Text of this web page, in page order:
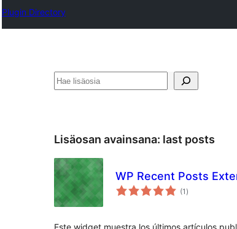
Plugin Directory
Etsi
Lisäosan avainsana: last posts
WP Recent Posts
(1 arvosanat
yhteensä
)
Este widget muestra los últimos artículos